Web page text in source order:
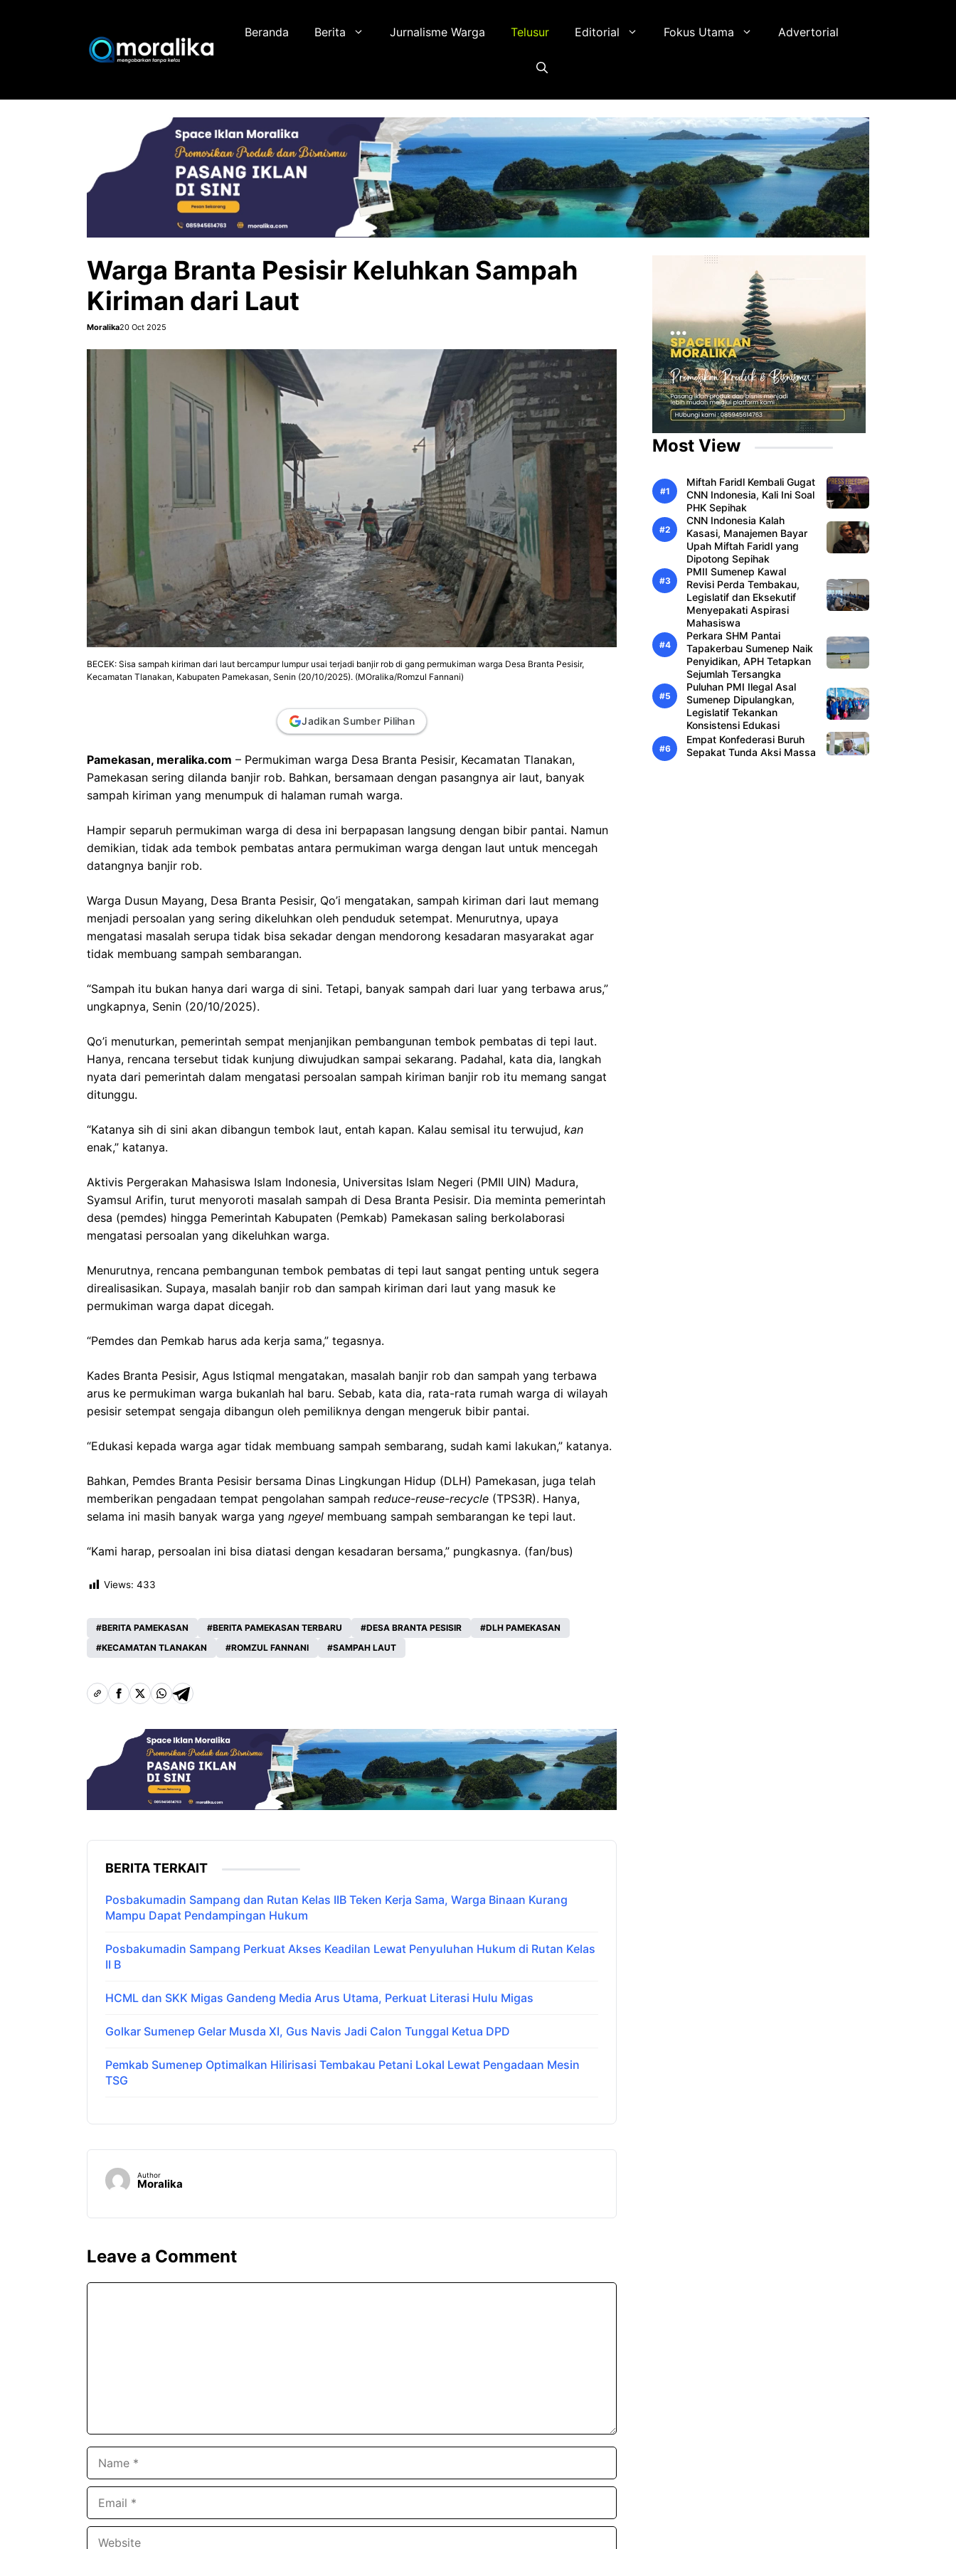
Beranda Berita Jurnalisme Warga Telusur Editorial Fokus Utama Advertorial
Warga Branta Pesisir Keluhkan Sampah
Kiriman dari Laut
Moralika20 Oct 2025
BECEK: Sisa sampah kiriman dari laut bercampur lumpur usai terjadi banjir rob di gang permukiman warga Desa Branta Pesisir,
Kecamatan Tlanakan, Kabupaten Pamekasan, Senin (20/10/2025). (MOralika/Romzul Fannani)
Jadikan Sumber Pilihan
Pamekasan, meralika.com – Permukiman warga Desa Branta Pesisir, Kecamatan Tlanakan,
Pamekasan sering dilanda banjir rob. Bahkan, bersamaan dengan pasangnya air laut, banyak
sampah kiriman yang menumpuk di halaman rumah warga.
Hampir separuh permukiman warga di desa ini berpapasan langsung dengan bibir pantai. Namun
demikian, tidak ada tembok pembatas antara permukiman warga dengan laut untuk mencegah
datangnya banjir rob.
Warga Dusun Mayang, Desa Branta Pesisir, Qo’i mengatakan, sampah kiriman dari laut memang
menjadi persoalan yang sering dikeluhkan oleh penduduk setempat. Menurutnya, upaya
mengatasi masalah serupa tidak bisa sekadar dengan mendorong kesadaran masyarakat agar
tidak membuang sampah sembarangan.
“Sampah itu bukan hanya dari warga di sini. Tetapi, banyak sampah dari luar yang terbawa arus,”
ungkapnya, Senin (20/10/2025).
Qo’i menuturkan, pemerintah sempat menjanjikan pembangunan tembok pembatas di tepi laut.
Hanya, rencana tersebut tidak kunjung diwujudkan sampai sekarang. Padahal, kata dia, langkah
nyata dari pemerintah dalam mengatasi persoalan sampah kiriman banjir rob itu memang sangat
ditunggu.
“Katanya sih di sini akan dibangun tembok laut, entah kapan. Kalau semisal itu terwujud, kan
enak,” katanya.
Aktivis Pergerakan Mahasiswa Islam Indonesia, Universitas Islam Negeri (PMII UIN) Madura,
Syamsul Arifin, turut menyoroti masalah sampah di Desa Branta Pesisir. Dia meminta pemerintah
desa (pemdes) hingga Pemerintah Kabupaten (Pemkab) Pamekasan saling berkolaborasi
mengatasi persoalan yang dikeluhkan warga.
Menurutnya, rencana pembangunan tembok pembatas di tepi laut sangat penting untuk segera
direalisasikan. Supaya, masalah banjir rob dan sampah kiriman dari laut yang masuk ke
permukiman warga dapat dicegah.
“Pemdes dan Pemkab harus ada kerja sama,” tegasnya.
Kades Branta Pesisir, Agus Istiqmal mengatakan, masalah banjir rob dan sampah yang terbawa
arus ke permukiman warga bukanlah hal baru. Sebab, kata dia, rata-rata rumah warga di wilayah
pesisir setempat sengaja dibangun oleh pemiliknya dengan mengeruk bibir pantai.
“Edukasi kepada warga agar tidak membuang sampah sembarang, sudah kami lakukan,” katanya.
Bahkan, Pemdes Branta Pesisir bersama Dinas Lingkungan Hidup (DLH) Pamekasan, juga telah
memberikan pengadaan tempat pengolahan sampah reduce-reuse-recycle (TPS3R). Hanya,
selama ini masih banyak warga yang ngeyel membuang sampah sembarangan ke tepi laut.
“Kami harap, persoalan ini bisa diatasi dengan kesadaran bersama,” pungkasnya. (fan/bus)
Views: 433
BERITA PAMEKASAN BERITA PAMEKASAN TERBARU DESA BRANTA PESISIR
DLH PAMEKASAN
KECAMATAN TLANAKAN
ROMZUL FANNANI SAMPAH LAUT
BERITA TERKAIT
Posbakumadin Sampang dan Rutan Kelas IIB Teken Kerja Sama, Warga Binaan Kurang
Mampu Dapat Pendampingan Hukum
Posbakumadin Sampang Perkuat Akses Keadilan Lewat Penyuluhan Hukum di Rutan Kelas
II B
HCML dan SKK Migas Gandeng Media Arus Utama, Perkuat Literasi Hulu Migas
Golkar Sumenep Gelar Musda XI, Gus Navis Jadi Calon Tunggal Ketua DPD
Pemkab Sumenep Optimalkan Hilirisasi Tembakau Petani Lokal Lewat Pengadaan Mesin
TSG
Author
Moralika
Leave a Comment
Most View
Miftah Faridl Kembali Gugat
CNN Indonesia, Kali Ini Soal
PHK Sepihak
CNN Indonesia Kalah
Kasasi, Manajemen Bayar
Upah Miftah Faridl yang
Dipotong Sepihak
PMII Sumenep Kawal
Revisi Perda Tembakau,
Legislatif dan Eksekutif
Menyepakati Aspirasi
Mahasiswa
Perkara SHM Pantai
Tapakerbau Sumenep Naik
Penyidikan, APH Tetapkan
Sejumlah Tersangka
Puluhan PMI Ilegal Asal
Sumenep Dipulangkan,
Legislatif Tekankan
Konsistensi Edukasi
Empat Konfederasi Buruh
Sepakat Tunda Aksi Massa